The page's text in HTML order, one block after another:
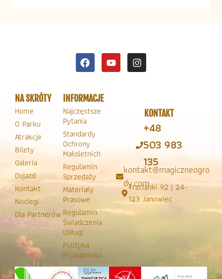
NA SKRÓTY
Home
O Parku
Atrakcje
Bilety
Galeria
Dojazd
Kontakt
Noclegi
Dla Partnerów
INFORMACJE
Najczęstsze
Pytania
Standardy
Ochrony
Małoletnich
Regulamin
Sprzedaży
Materiały
Prasowe
Regulamin
Świadczenia
Usługi
Polityka
Prywatności
KONTAKT
+48
503 983
135
kontakt@magiczneogro
dy.com
Trzcianki 92 | 24-
123 Janowiec